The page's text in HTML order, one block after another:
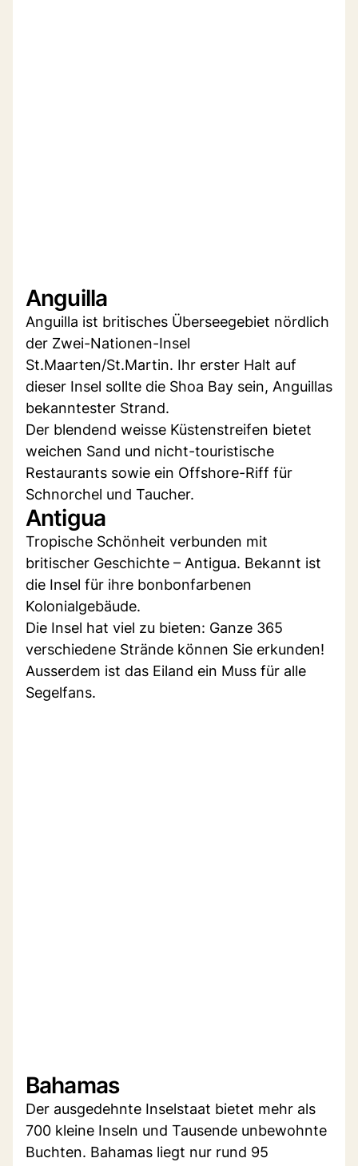
Anguilla
Anguilla ist britisches Überseegebiet nördlich
der Zwei-Nationen-Insel
St.Maarten/St.Martin. Ihr erster Halt auf
dieser Insel sollte die Shoa Bay sein, Anguillas
bekanntester Strand.
Der blendend weisse Küstenstreifen bietet
weichen Sand und nicht-touristische
Restaurants sowie ein Offshore-Riff für
Schnorchel und Taucher.
Antigua
Tropische Schönheit verbunden mit
britischer Geschichte – Antigua. Bekannt ist
die Insel für ihre bonbonfarbenen
Kolonialgebäude.
Die Insel hat viel zu bieten: Ganze 365
verschiedene Strände können Sie erkunden!
Ausserdem ist das Eiland ein Muss für alle
Segelfans.
Bahamas
Der ausgedehnte Inselstaat bietet mehr als
700 kleine Inseln und Tausende unbewohnte
Buchten. Bahamas liegt nur rund 95